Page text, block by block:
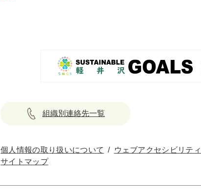
組織別連絡先一覧
個人情報の取り扱いについて
ウェブアクセシビリテ
サイトマップ